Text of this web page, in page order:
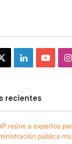
LinkedIn
recientes
reúne a expertos
pública